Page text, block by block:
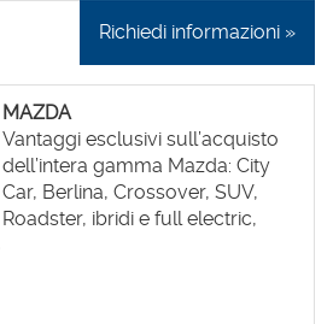
Richiedi informazioni »
MAZDA
Vantaggi esclusivi sull’acquisto
dell’intera gamma Mazda: City
Car, Berlina, Crossover, SUV,
Roadster, ibridi e full electric,